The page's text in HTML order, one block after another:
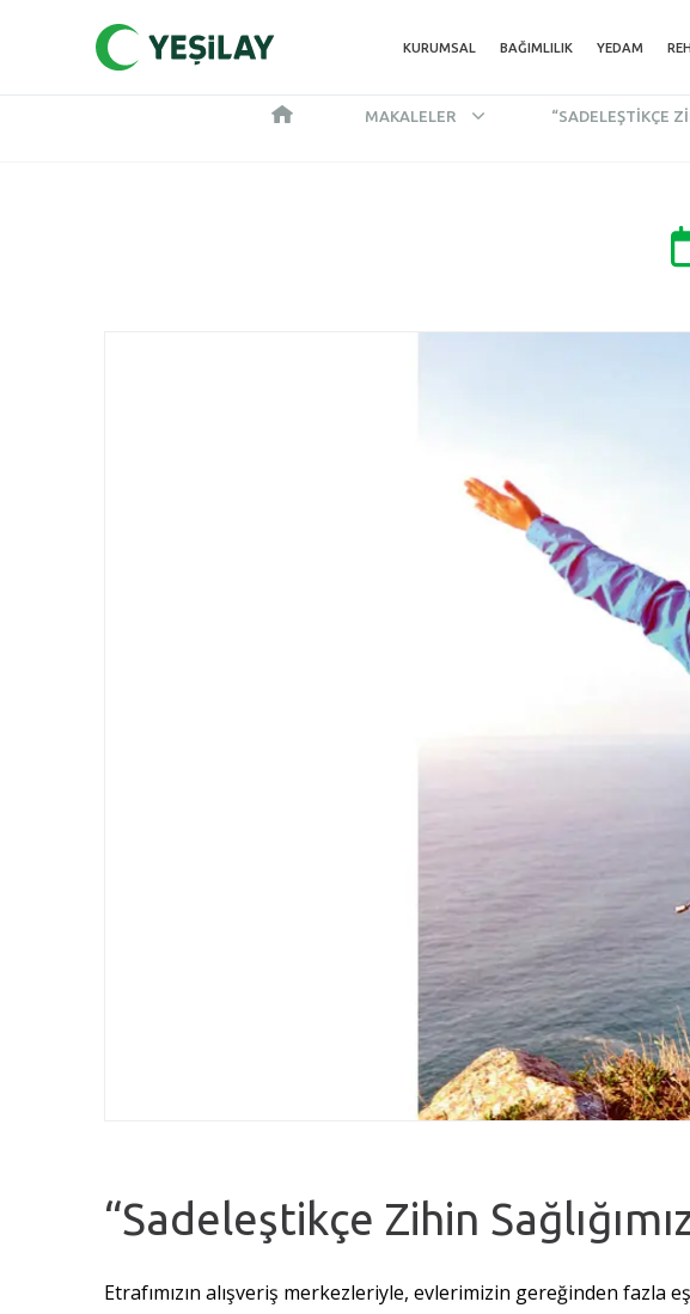
KURUMSAL BAĞIMLILIK YEDAM
MAKALELER “SADELEŞTIKÇE
“Sadeleştikçe Zihin
Etrafımızın alışveriş merkezleriyle, evlerimizin gereğinden fazla